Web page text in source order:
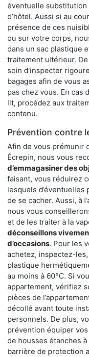
éventuelle substitution
d’hôtel. Aussi si au
présence de ces
ou sur votre corps,
dans un sac plastique
traitement ultérieur.
soin d’inspecter
bagages afin de vous
pas chez vous. En cas
lit, procédez aux
contenu.
Prévention contre
Afin de vous prémunir
Écrepin, nous vous
d’emmagasiner des
faisant, vous réduirez
lesquels
de se cacher. Aussi, à
nous vous
et de les traiter à la
déconseillons
d’occasions. Pour les
achetez, inspectez-
plastique
au moins à 60°C. Si
appartement, vérifiez
pièces de
décollé avant toute
personnels. De plus,
prévention équiper
de housses étanches
barrière de protection